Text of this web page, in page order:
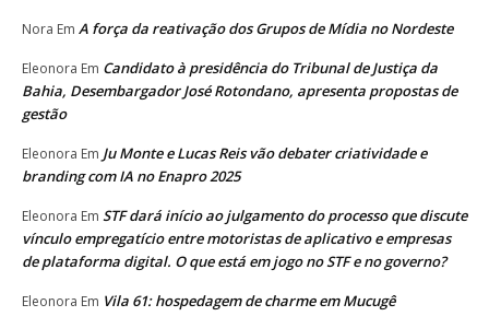
Nora Em A força da reativação dos Grupos de Mídia no Nordeste
Eleonora Em Candidato à presidência do Tribunal de Justiça da
Bahia, Desembargador José Rotondano, apresenta propostas de
gestão
Eleonora Em Ju Monte e Lucas Reis vão debater criatividade e
branding com IA no Enapro 2025
Eleonora Em STF dará início ao julgamento do processo que discute
vínculo empregatício entre motoristas de aplicativo e empresas
de plataforma digital. O que está em jogo no STF e no governo?
Eleonora Em Vila 61: hospedagem de charme em Mucugê